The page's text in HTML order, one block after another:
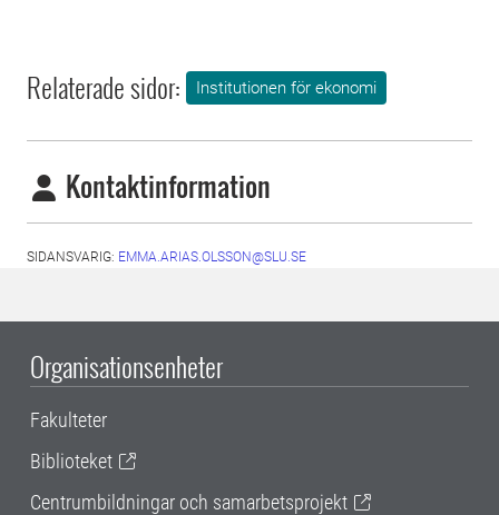
Relaterade sidor: Institutionen för ekonomi
Kontaktinformation
SIDANSVARIG: EMMA.ARIAS.OLSSON@SLU.SE
Organisationsenheter
Fakulteter
Biblioteket
Centrumbildningar och samarbetsprojekt